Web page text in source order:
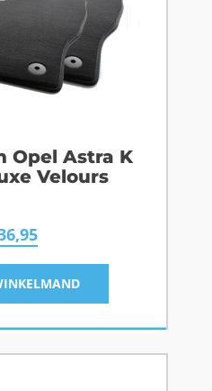
Opel Astra K
Velours